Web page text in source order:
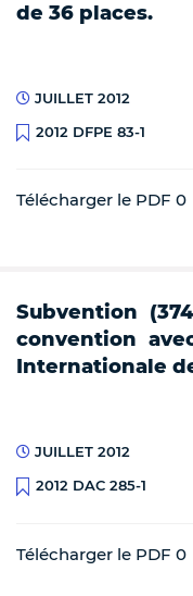
de 36 places.
JUILLET 2012
2012 DFPE 83-1
Télécharger le PDF 0
Subvention
convention
Internationale
JUILLET 2012
2012 DAC 285-1
Télécharger le PDF 0